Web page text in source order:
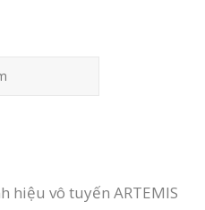
hiệu vô tuyến ARTEMIS